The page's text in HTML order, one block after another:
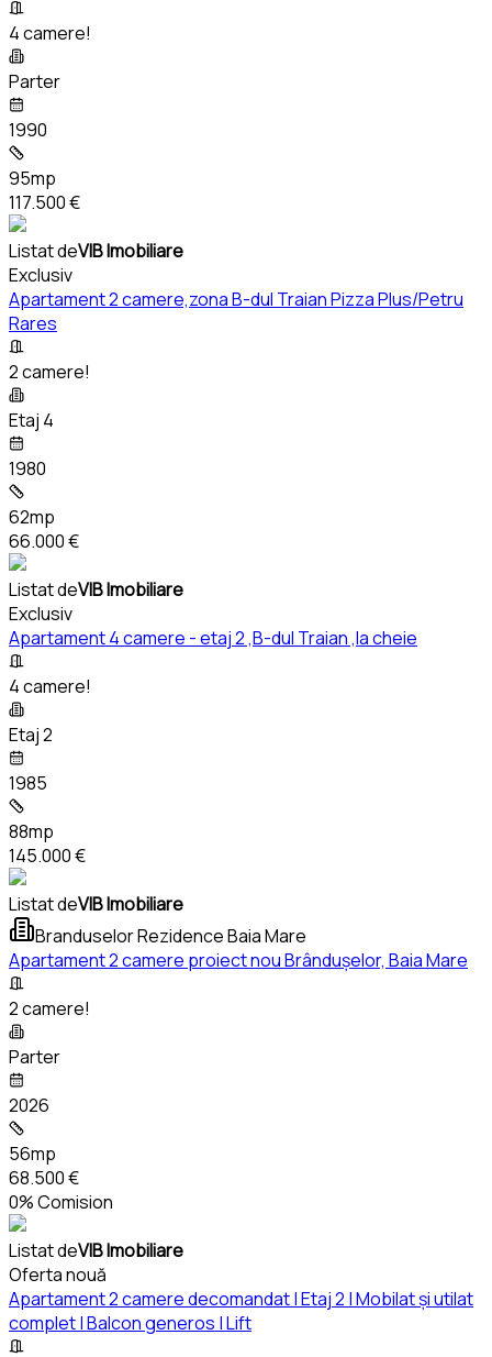
4 camere!
Parter
1990
95mp
117.500 €
Listat deVIB Imobiliare
Exclusiv
Apartament 2 camere,zona B-dul Traian Pizza Plus/Petru
Rares
2 camere!
Etaj 4
1980
62mp
66.000 €
Listat deVIB Imobiliare
Exclusiv
Apartament 4 camere - etaj 2 ,B-dul Traian ,la cheie
4 camere!
Etaj 2
1985
88mp
145.000 €
Listat deVIB Imobiliare
Branduselor Rezidence Baia Mare
Apartament 2 camere proiect nou Brândușelor, Baia Mare
2 camere!
Parter
2026
56mp
68.500 €
0% Comision
Listat deVIB Imobiliare
Oferta nouă
Apartament 2 camere decomandat | Etaj 2 | Mobilat și utilat
complet | Balcon generos | Lift